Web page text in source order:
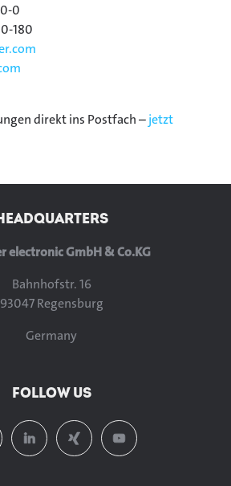
0
180
direkt ins Postfach –jetzt
electronic GmbH & Co.KG
Bahnhofstr. 16
93047 Regensburg
Germany
FOLLOW US